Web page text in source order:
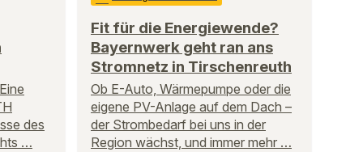
des
…
Fit für die Energiewende?
Bayernwerk geht ran ans
Stromnetz in Tirschenreuth
Ob E-Auto, Wärmepumpe oder die
eigene PV-Anlage auf dem Dach –
der Strombedarf bei uns in der
Region wächst, und immer mehr …